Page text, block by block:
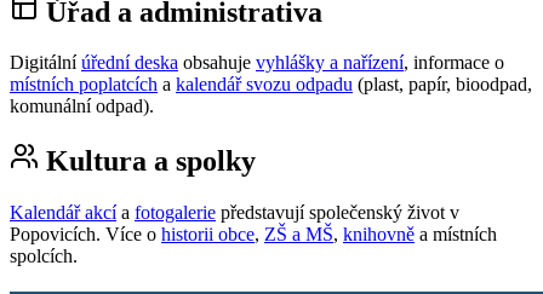
Úřad a administrativa
Digitální úřední deska obsahuje vyhlášky a nařízení, informace o
místních poplatcích a kalendář svozu odpadu (plast, papír, bioodpad,
komunální odpad).
Kultura a spolky
Kalendář akcía fotogalerie představují společenský život v
Popovicích. Více o historii obce, ZŠ a MŠ, knihovně a místních
spolcích.